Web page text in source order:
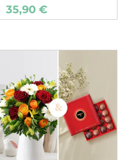
35,90 €